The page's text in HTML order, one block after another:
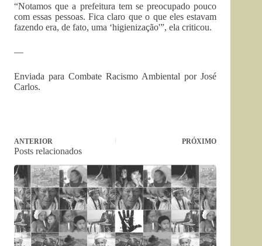
“Notamos que a prefeitura tem se preocupado pouco
com essas pessoas. Fica claro que o que eles estavam
fazendo era, de fato, uma ‘higienização'”, ela criticou.
—
Enviada para Combate Racismo Ambiental por José
Carlos.
ANTERIOR PRÓXIMO
Posts relacionados